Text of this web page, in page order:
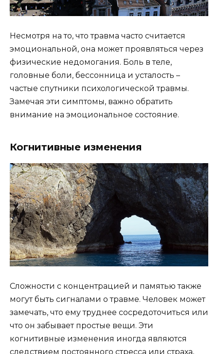
Несмотря на то, что травма часто считается
эмоциональной, она может проявляться через
физические недомогания. Боль в теле,
головные боли, бессонница и усталость –
частые спутники психологической травмы.
Замечая эти симптомы, важно обратить
внимание на эмоциональное состояние.
Когнитивные изменения
Сложности с концентрацией и памятью также
могут быть сигналами о травме. Человек может
замечать, что ему труднее сосредоточиться или
что он забывает простые вещи. Эти
когнитивные изменения иногда являются
следствием постоянного стресса или страха,